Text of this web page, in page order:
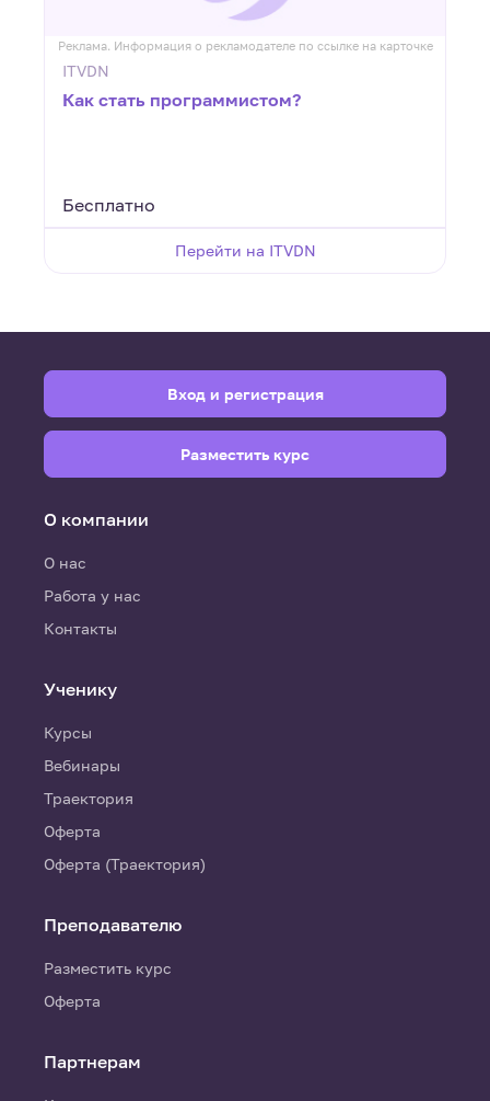
Реклама. Информация о рекламодателе по ссылке на карточке
ITVDN
Как стать программистом?
Бесплатно
Перейти на ITVDN
О компании
О нас
Работа у нас
Контакты
Ученику
Курсы
Вебинары
Траектория
Оферта
Оферта (Траектория)
Преподавателю
Разместить курс
Оферта
Партнерам
Вход и регистрация
Разместить курс